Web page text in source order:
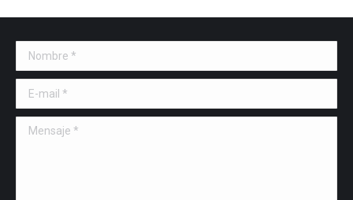
Nombre *
E-mail *
Mensaje *